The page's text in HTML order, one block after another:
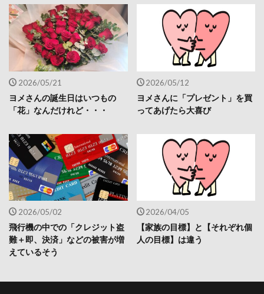
2026/05/21
ヨメさんの誕生日はいつもの
「花」なんだけれど・・・
2026/05/12
ヨメさんに「プレゼント」を買
ってあげたら大喜び
2026/05/02
飛行機の中での「クレジット盗
難＋即、決済」などの被害が増
えているそう
2026/04/05
【家族の目標】と【それぞれ個
人の目標】は違う